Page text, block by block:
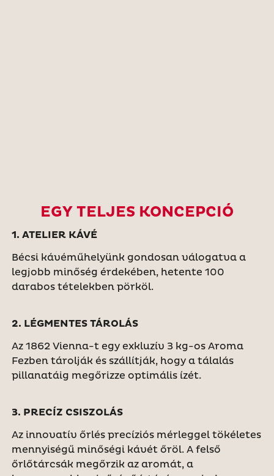
EGY TELJES KONCEPCIÓ
1. ATELIER KÁVÉ
Bécsi kávéműhelyünk gondosan válogatva a
legjobb minőség érdekében, hetente 100
darabos tételekben pörköl.
2. LÉGMENTES TÁROLÁS
Az 1862 Vienna-t egy exkluzív 3 kg-os Aroma
Fezben tárolják és szállítják, hogy a tálalás
pillanatáig megőrizze optimális ízét.
3. PRECÍZ CSISZOLÁS
Az innovatív őrlés precíziós mérleggel tökéletes
mennyiségű minőségi kávét őröl. A felső
őrlőtárcsák megőrzik az aromát, a